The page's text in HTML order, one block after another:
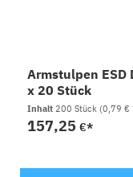
Armstulpen ESD
x 20 Stück
Inhalt200 Stück (0,79 €
157,25€*